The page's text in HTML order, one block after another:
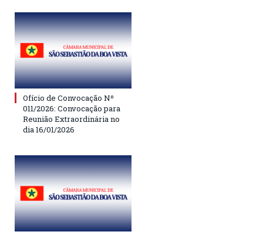
Ofício de Convocação Nº
011/2026: Convocação para
Reunião Extraordinária no
dia 16/01/2026